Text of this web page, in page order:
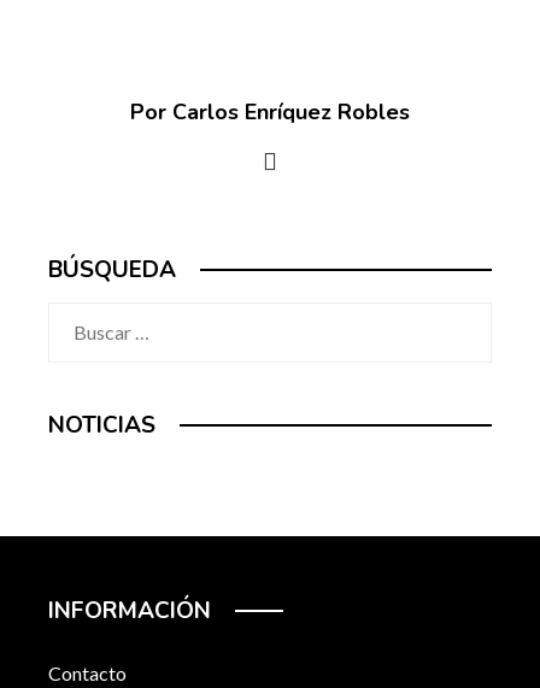
Por Carlos Enríquez Robles
BÚSQUEDA
NOTICIAS
INFORMACIÓN
Contacto